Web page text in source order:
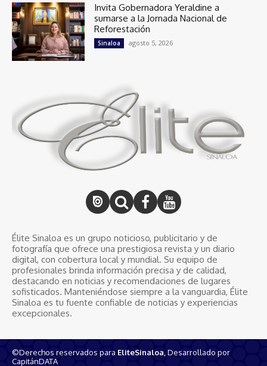
Invita Gobernadora Yeraldine a
sumarse a la Jornada Nacional de
Reforestación
Sinaloa agosto 5, 2026
Élite Sinaloa es un grupo noticioso, publicitario y de
fotografía que ofrece una prestigiosa revista y un diario
digital, con cobertura local y mundial. Su equipo de
profesionales brinda información precisa y de calidad,
destacando en noticias y recomendaciones de lugares
sofisticados. Manteniéndose siempre a la vanguardia, Élite
Sinaloa es tu fuente confiable de noticias y experiencias
excepcionales.
©Derechos reservados para EliteSinaloa , Desarrollado por
CapitánDATA